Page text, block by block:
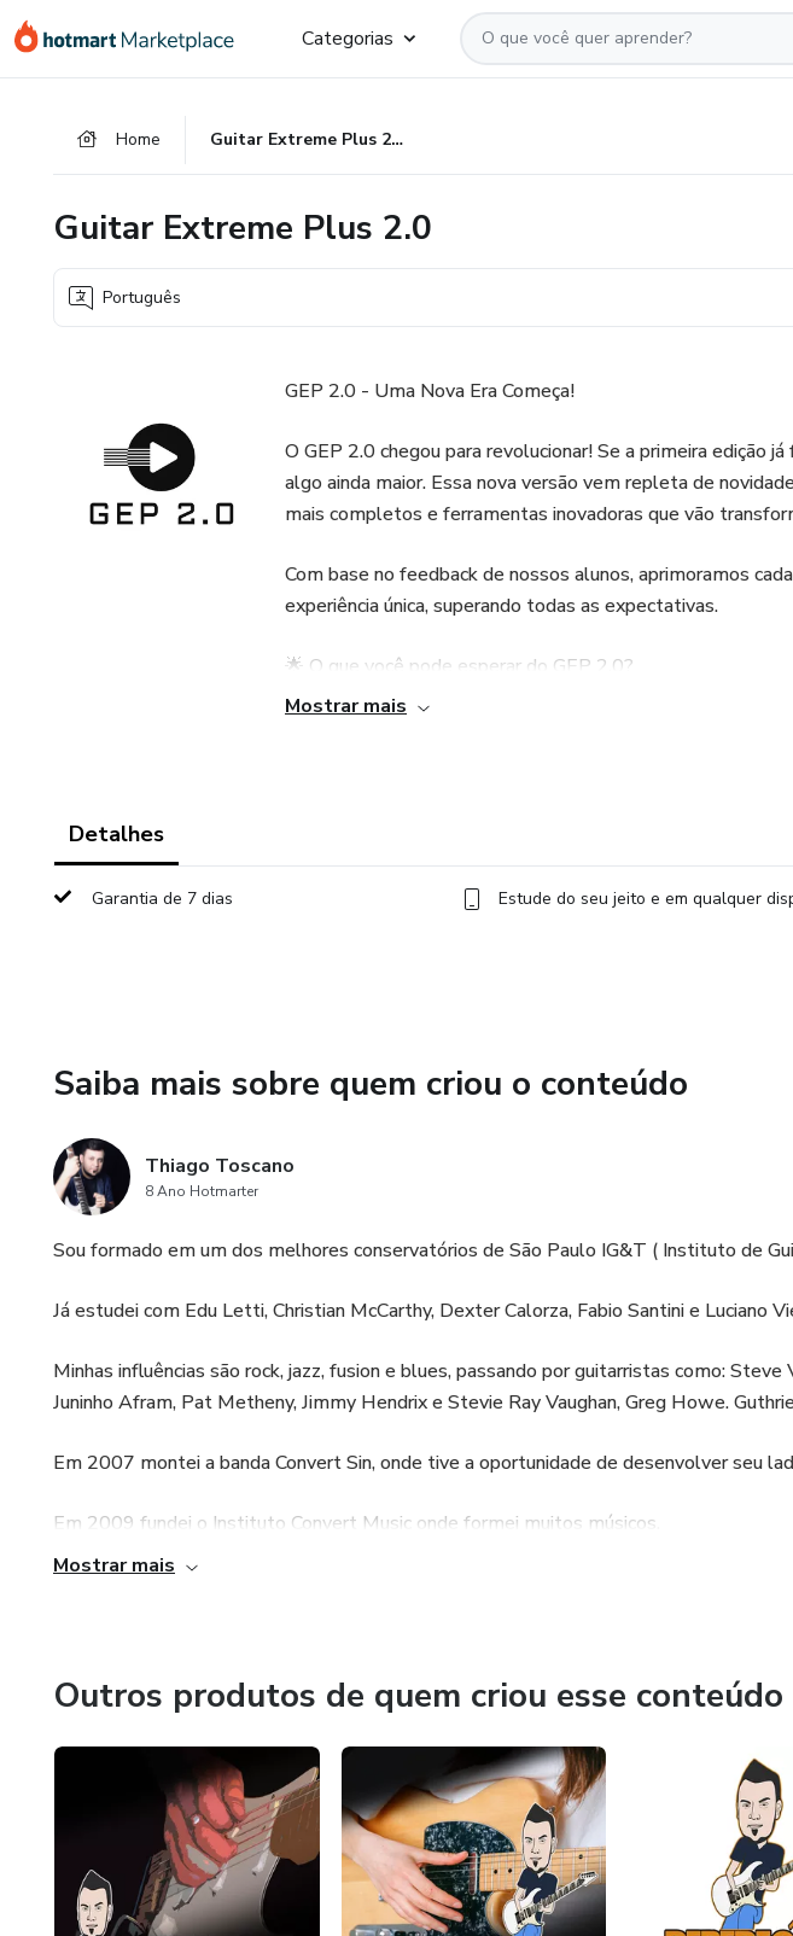
para
para
para
Categorias
Home Guitar Extreme Plus 2.0
Guitar Extreme Plus 2.0
Português
GEP 2.0 - Uma Nova Era Começa!
O GEP 2.0 chegou para revolucionar! Se a primeira edição
algo ainda maior. Essa nova versão vem repleta de
mais completos e ferramentas inovadoras que vão
Com base no feedback de nossos alunos, aprimoramos
experiência única, superando todas as expectativas.
🌟 O que você pode esperar do GEP 2.0?
Não fique de fora dessa evolução. O GEP 2.0 está aqui
Mostrar mais
Detalhes
Garantia de 7 dias Estude do seu jeito e em qualquer
Saiba mais sobre quem criou o conteúdo
Thiago Toscano
8 Ano Hotmarter
Sou formado em um dos melhores conservatórios de São Paulo IG&T ( Instituto de
Já estudei com Edu Letti, Christian McCarthy, Dexter Calorza, Fabio Santini e Luciano
Minhas influências são rock, jazz, fusion e blues, passando por guitarristas como: Steve
Juninho Afram, Pat Metheny, Jimmy Hendrix e Stevie Ray Vaughan, Greg Howe.
Em 2007 montei a banda Convert Sin, onde tive a oportunidade de desenvolver seu
Em 2009 fundei o Instituto Convert Music onde formei muitos músicos.
Sempre busco novos desafios e realizações, com o lema que música não é competição
Mostrar mais
Outros produtos de quem criou esse conteúdo